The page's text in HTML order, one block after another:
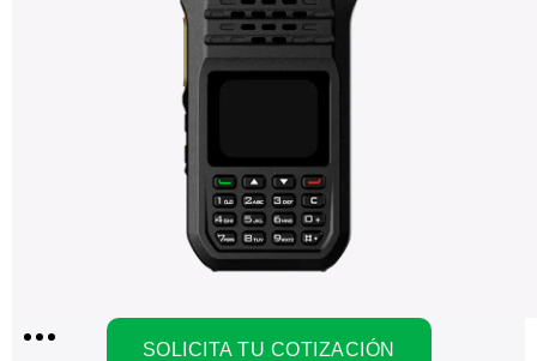
SOLICITA TU COTIZACIÓN